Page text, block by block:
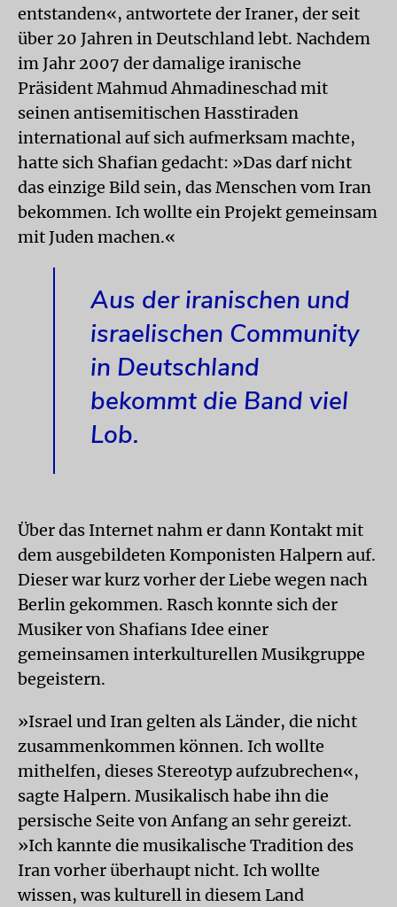
entstanden«, antwortete der Iraner, der seit
über 20 Jahren in Deutschland lebt. Nachdem
im Jahr 2007 der damalige iranische
Präsident Mahmud Ahmadineschad mit
seinen antisemitischen Hasstiraden
international auf sich aufmerksam machte,
hatte sich Shafian gedacht: »Das darf nicht
das einzige Bild sein, das Menschen vom Iran
bekommen. Ich wollte ein Projekt gemeinsam
mit Juden machen.«
Aus der iranischen und
israelischen Community
in Deutschland
bekommt die Band viel
Lob.
Über das Internet nahm er dann Kontakt mit
dem ausgebildeten Komponisten Halpern auf.
Dieser war kurz vorher der Liebe wegen nach
Berlin gekommen. Rasch konnte sich der
Musiker von Shafians Idee einer
gemeinsamen interkulturellen Musikgruppe
begeistern.
»Israel und Iran gelten als Länder, die nicht
zusammenkommen können. Ich wollte
mithelfen, dieses Stereotyp aufzubrechen«,
sagte Halpern. Musikalisch habe ihn die
persische Seite von Anfang an sehr gereizt.
»Ich kannte die musikalische Tradition des
Iran vorher überhaupt nicht. Ich wollte
wissen, was kulturell in diesem Land